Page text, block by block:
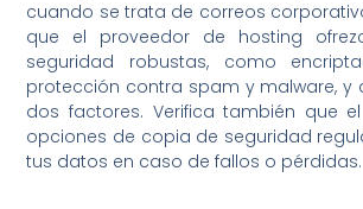
cuando se trata de correos
que el proveedor de hosting
seguridad robustas, como
protección contra spam y malware, y
dos factores. Verifica también que
opciones de copia de seguridad
tus datos en caso de fallos o pérdidas.